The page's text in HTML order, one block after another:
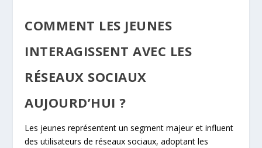
COMMENT LES JEUNES
INTERAGISSENT AVEC LES
RÉSEAUX SOCIAUX
AUJOURD’HUI ?
Les jeunes représentent un segment majeur et influent
des utilisateurs de réseaux sociaux, adoptant les